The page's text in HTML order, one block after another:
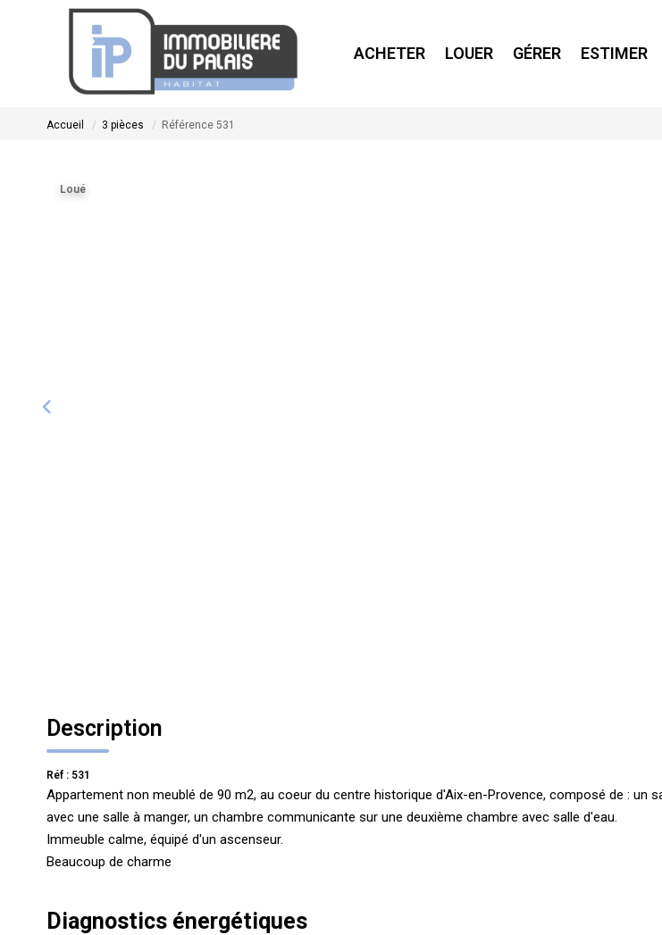
ACHETER LOUER GÉRER ESTIMER
Accueil 3 pièces Référence 531
Loué
Description
Réf : 531
Appartement non meublé de 90 m2, au coeur du centre historique d'Aix-en-Provence, composé de : un
avec une salle à manger, un chambre communicante sur une deuxième chambre avec salle d'eau.
Immeuble calme, équipé d'un ascenseur.
Beaucoup de charme
Diagnostics énergétiques